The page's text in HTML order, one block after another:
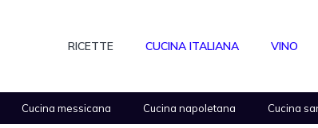
RICETTE CUCINA ITALIANA VINO
Cucina messicana Cucina napoletana Cucina